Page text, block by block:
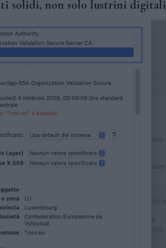
solidi, non solo lustrini digitali